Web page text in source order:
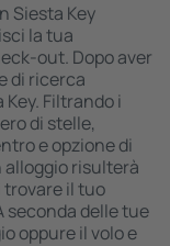
Siesta Key
la tua
out. Dopo aver
di ricerca
Filtrando i
di stelle,
e opzione di
risulterà
trovare il tuo
seconda delle tue
oppure il volo e